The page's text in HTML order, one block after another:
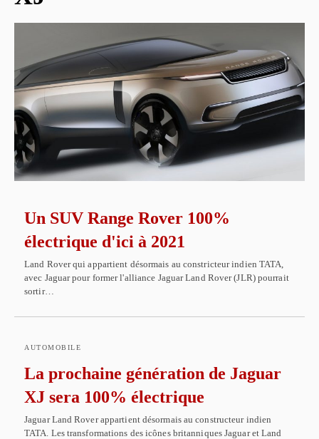
Un SUV Range Rover 100%
électrique d'ici à 2021
Land Rover qui appartient désormais au constricteur indien TATA,
avec Jaguar pour former l'alliance Jaguar Land Rover (JLR) pourrait
sortir…
AUTOMOBILE
La prochaine génération de Jaguar
XJ sera 100% électrique
Jaguar Land Rover appartient désormais au constructeur indien
TATA. Les transformations des icônes britanniques Jaguar et Land